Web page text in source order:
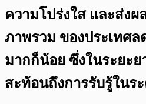
ความโปร่งใส และส่ง
ภาพรวม ของประเทศล
มากก็น้อย ซึ่งในระยะย
สะท้อนถึงการรับรู้ในร